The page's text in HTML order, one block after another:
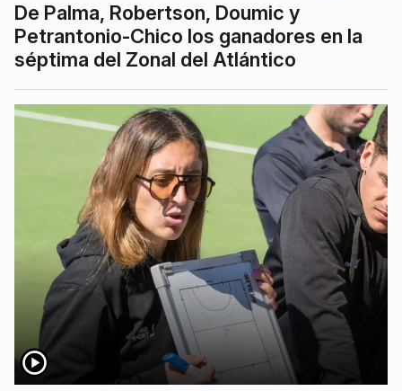
De Palma, Robertson, Doumic y
Petrantonio-Chico los ganadores en la
séptima del Zonal del Atlántico